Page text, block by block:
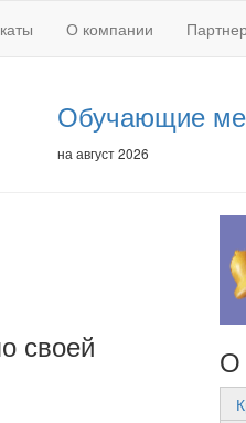
О компании
Обучающие
на август 2026
своей О